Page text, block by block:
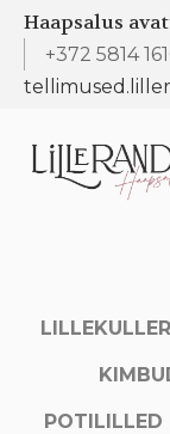
Haapsalus
+372 5814
LILLEKULLER
POTILILLED